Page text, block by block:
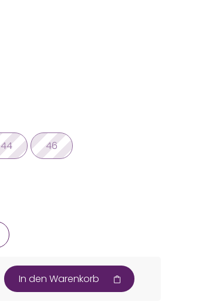
44 46
In den Warenkorb